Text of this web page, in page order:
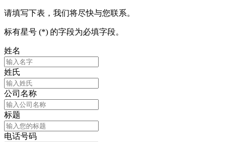
请填写下表，我们将尽快与您联系。
标有星号 (*) 的字段为必填字段。
姓名
姓氏
公司名称
标题
电话号码